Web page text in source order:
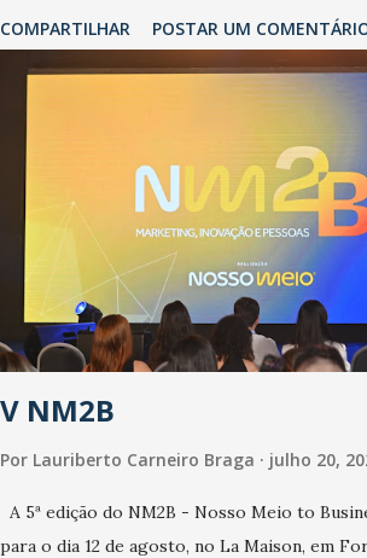
da pandemia e atendimento aos enfermos.
que o Estado tem desenvolvido um plano de
em formas de reconhecimento da população
cuidados com os ambientes públicos e
estamos vivendo uma epidemia comum,
anos, com aumento de casos de dengue,
se de uma epidemia com um vírus diferente,
contaminação maior que outros
secretário. Segundo ele, é uma epidemia com
contaminação alta, podendo gerar um grande
ao sistema de saúde. “Precisamos saber
risco da doença, para não so...
COMPARTILHAR POSTAR UM
V NM2B
Por Lauriberto Carneiro Braga julho 20,
A 5ª edição do NM2B - Nosso Meio to
para o dia 12 de agosto, no La Maison, em